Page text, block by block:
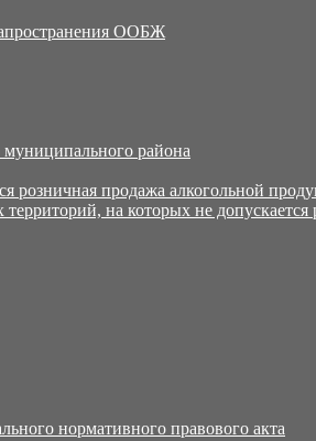
ООБЖ
района
розничная продажа алкогольной
на которых не
нормативного правового акта